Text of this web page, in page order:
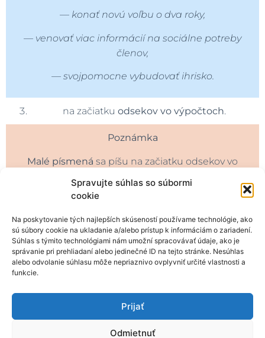
Spravujte súhlas so súbormi
cookie
Na poskytovanie tých najlepších skúseností používame technológie, ako
sú súbory cookie na ukladanie a/alebo prístup k informáciám o zariadení.
Súhlas s týmito technológiami nám umožní spracovávať údaje, ako je
správanie pri prehliadaní alebo jedinečné ID na tejto stránke. Nesúhlas
alebo odvolanie súhlasu môže nepriaznivo ovplyvniť určité vlastnosti a
funkcie.
Prijať
Odmietnuť
— konať novú voľbu o dva roky,
— venovať viac informácií na sociálne potreby
členov,
—svojpomocne vybudovať ihrisko.
na začiatku odsekov vo výpočtoch.
Poznámka
Malé písmená sa píšu na začiatku odsekov vo
Lexikológia slovenského jazyka sa člení na tieto
disciplíny:
semaziológia
derivatológia
onomaziológia
lexikografia